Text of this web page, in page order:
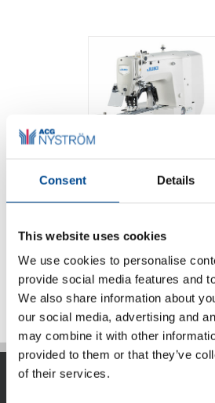
Consent Details
This website uses cookies
We use cookies to personalise
provide social media features and
We also share information about
our social media, advertising and
may combine it with other
provided to them or that they’ve
of their services.
Detaljer